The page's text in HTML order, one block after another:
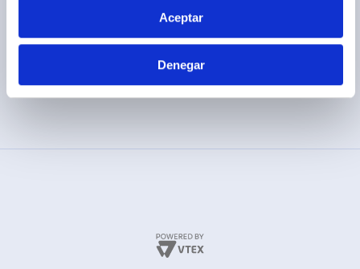
Aceptar
Denegar
MÉTODOS DE PAGO